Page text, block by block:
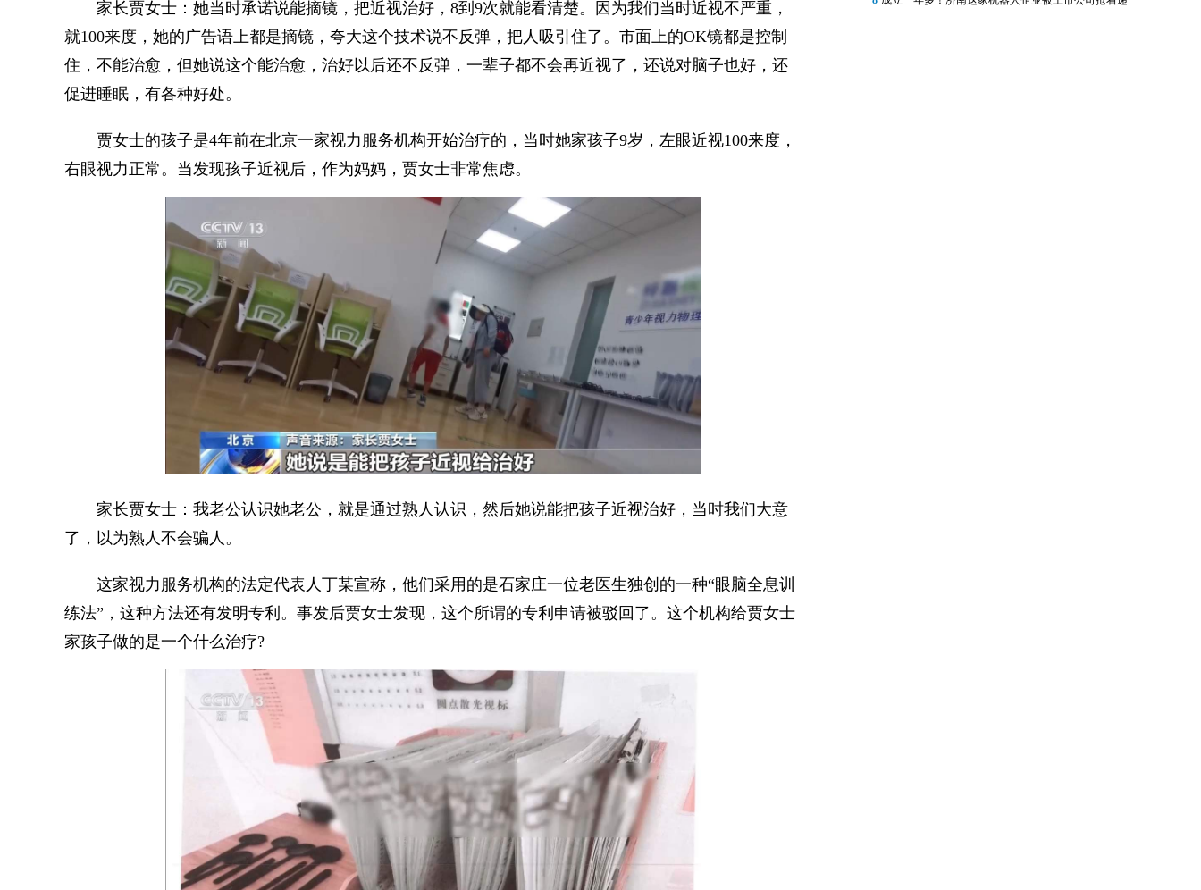
家长贾女士：她当时承诺说能摘镜，把近视治好，8到9次就能看清楚。因为我们当时近视不严重，
就100来度，她的广告语上都是摘镜，夸大这个技术说不反弹，把人吸引住了。市面上的OK镜都是控制
住，不能治愈，但她说这个能治愈，治好以后还不反弹，一辈子都不会再近视了，还说对脑子也好，还
促进睡眠，有各种好处。
贾女士的孩子是4年前在北京一家视力服务机构开始治疗的，当时她家孩子9岁，左眼近视100来度，
右眼视力正常。当发现孩子近视后，作为妈妈，贾女士非常焦虑。
家长贾女士：我老公认识她老公，就是通过熟人认识，然后她说能把孩子近视治好，当时我们大意
了，以为熟人不会骗人。
这家视力服务机构的法定代表人丁某宣称，他们采用的是石家庄一位老医生独创的一种“眼脑全息训
练法”，这种方法还有发明专利。事发后贾女士发现，这个所谓的专利申请被驳回了。这个机构给贾女士
家孩子做的是一个什么治疗?